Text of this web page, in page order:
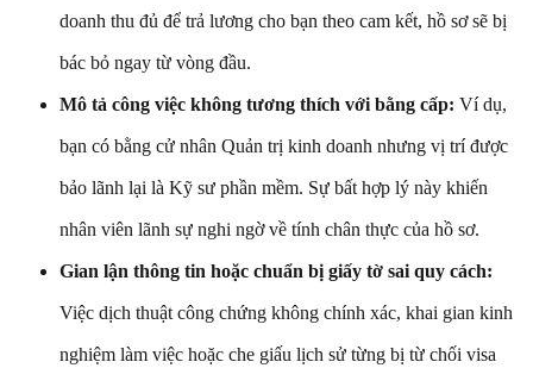
doanh thu đủ để trả lương cho bạn theo cam kết, hồ sơ sẽ bị
bác bỏ ngay từ vòng đầu.
Mô tả công việc không tương thích với bằng cấp: Ví dụ,
bạn có bằng cử nhân Quản trị kinh doanh nhưng vị trí được
bảo lãnh lại là Kỹ sư phần mềm. Sự bất hợp lý này khiến
nhân viên lãnh sự nghi ngờ về tính chân thực của hồ sơ.
Gian lận thông tin hoặc chuẩn bị giấy tờ sai quy cách:
Việc dịch thuật công chứng không chính xác, khai gian kinh
nghiệm làm việc hoặc che giấu lịch sử từng bị từ chối visa